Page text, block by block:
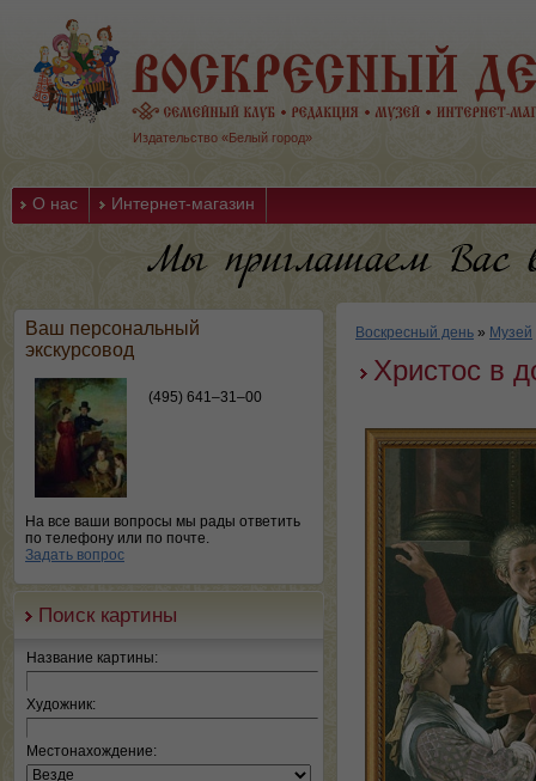
Издательство «Белый город»
О нас Интернет-магазин
Ваш персональный
экскурсовод
(495) 641–31–00
На все ваши вопросы мы рады ответить
по телефону или по почте.
Задать вопрос
Поиск картины
Название картины:
Художник:
Местонахождение:
Воскресный день » Музей
Христос в